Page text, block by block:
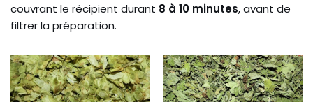
couvrant le récipient durant 8 à 10 minutes, avant de
filtrer la préparation.